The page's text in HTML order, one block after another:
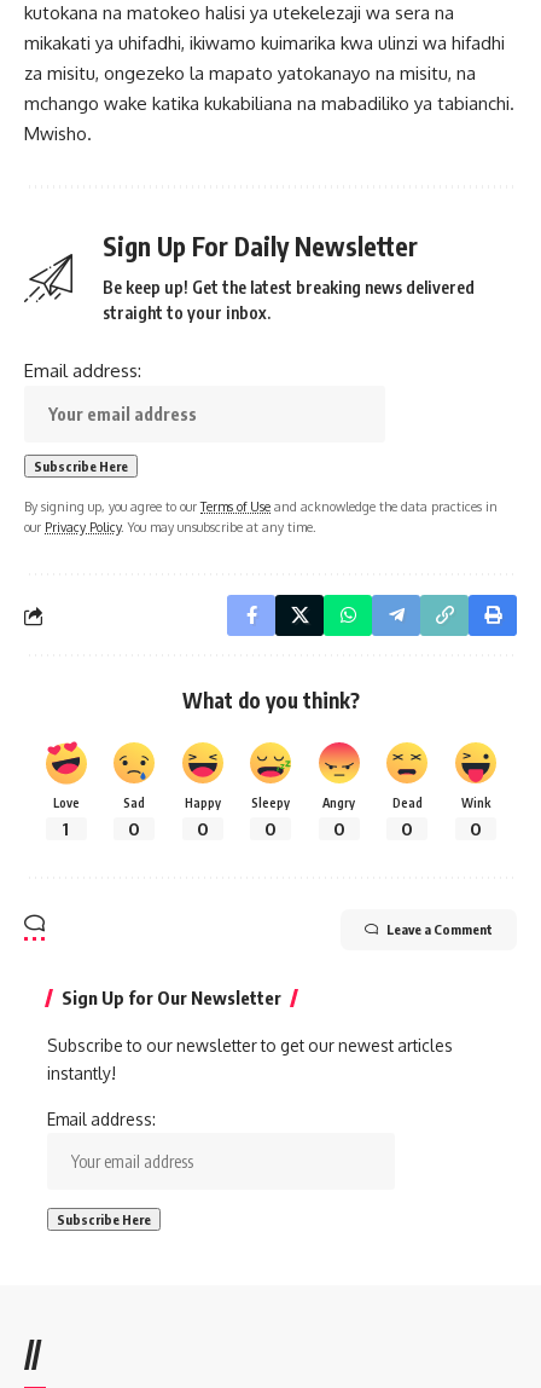
kutokana na matokeo halisi ya utekelezaji wa sera na
mikakati ya uhifadhi, ikiwamo kuimarika kwa ulinzi wa hifadhi
za misitu, ongezeko la mapato yatokanayo na misitu, na
mchango wake katika kukabiliana na mabadiliko ya tabianchi.
Mwisho.
Sign Up For Daily Newsletter
Be keep up! Get the latest breaking news delivered
straight to your inbox.
Email address:
By signing up, you agree to ourTerms of Use and acknowledge the data practices in
our Privacy Policy. You may unsubscribe at any time.
What do you think?
Love
1
Sad
0
Happy
0
Sleepy
0
Angry
0
Dead
0
Wink
0
Leave a Comment
Sign Up for Our Newsletter
Subscribe to our newsletter to get our newest articles
instantly!
Email address:
//